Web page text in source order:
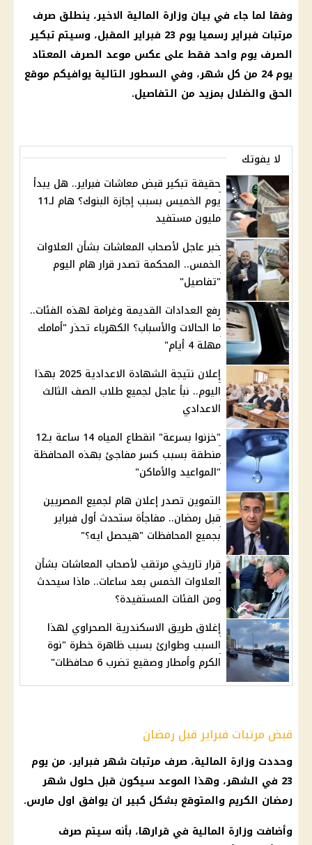
وفقا لما جاء في بيان وزارة المالية الاخير، ينطلق صرف
مرتبات فبراير رسميا يوم 23 فبراير المقبل، وسيتم تبكير
الصرف يوم واحد فقط على عكس موعد الصرف المعتاد
يوم 24 من كل شهر، وفي السطور التالية يوافيكم موقع
الحق والضلال بمزيد من التفاصيل.
لا يفوتك
حقيقة تبكير قبض معاشات فبراير.. هل يبدأ
يوم الخميس بسبب إجازة البنوك؟ هام لـ11
مليون مستفيد
خبر عاجل لأصحاب المعاشات بشأن العلاوات
الخمس.. المحكمة تصدر قرار هام اليوم
"تفاصيل"
رفع العدادات القديمة وغرامة لهذه الفئات..
ما الحالات والأسباب؟ الكهرباء تحذر "أمامك
مهلة 4 أيام"
إعلان نتيجة الشهادة الاعدادية 2025 بهذا
اليوم.. نبأ عاجل لجميع طلاب الصف الثالث
الاعدادي
"خزنوا بسرعة" انقطاع المياه 14 ساعة بـ12
منطقة بسبب كسر مفاجئ بهذه المحافظة
"المواعيد والأماكن"
التموين تصدر إعلان هام لجميع المصريين
قبل رمضان.. مفاجأة ستحدث أول فبراير
بجميع المحافظات "هيحصل ايه؟"
قرار تاريخي مرتقب لأصحاب المعاشات بشأن
العلاوات الخمس بعد ساعات.. ماذا سيحدث
ومن الفئات المستفيدة؟
إغلاق طريق الاسكندرية الصحراوي لهذا
السبب وطوارئ بسبب ظاهرة خطرة "نوة
الكرم وأمطار وصقيع تضرب 6 محافظات"
قبض مرتبات فبراير قبل رمضان
وحددت وزارة المالية، صرف مرتبات شهر فبراير، من يوم
23 في الشهر، وهذا الموعد سيكون قبل حلول شهر
رمضان الكريم والمتوقع بشكل كبير ان يوافق اول مارس.
وأضافت وزارة المالية في قرارها، بأنه سيتم صرف